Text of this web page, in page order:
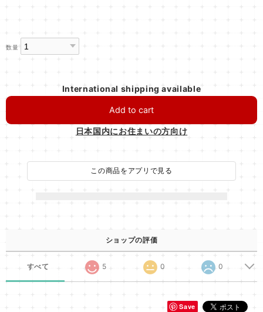
数量
International shipping available
Add to cart
日本国内にお住まいの方向け
この商品をアプリで見る
ショップの評価
すべて 5 0 0
Save